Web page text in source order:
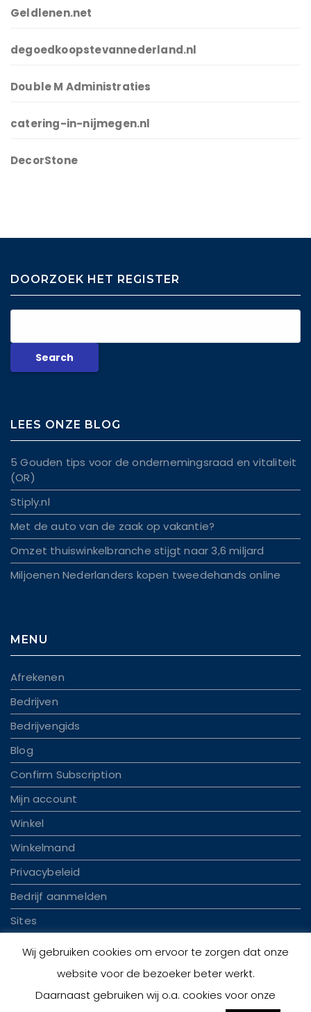
Geldlenen.net
degoedkoopstevannederland.nl
Double M Administraties
catering-in-nijmegen.nl
DecorStone
DOORZOEK HET REGISTER
LEES ONZE BLOG
5 Gouden tips voor de ondernemingsraad en vitaliteit
(OR)
Stiply.nl
Met de auto van de zaak op vakantie?
Omzet thuiswinkelbranche stijgt naar 3,6 miljard
Miljoenen Nederlanders kopen tweedehands online
MENU
Afrekenen
Bedrijven
Bedrijvengids
Blog
Confirm Subscription
Mijn account
Winkel
Winkelmand
Privacybeleid
Bedrijf aanmelden
Sites
Wij gebruiken cookies om ervoor te zorgen dat onze
website voor de bezoeker beter werkt.
Daarnaast gebruiken wij o.a. cookies voor onze